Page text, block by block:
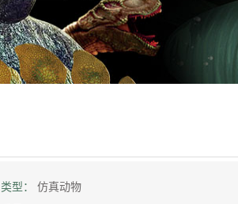
类型：
仿真动物